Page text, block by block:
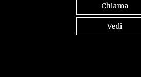
Chiama
Vedi